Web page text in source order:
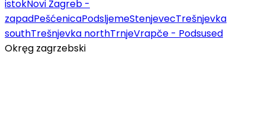
istokNovi Zagreb -
zapadPešćenicaPodsljemeStenjevecTrešnjevka
southTrešnjevka northTrnjeVrapče - Podsused
Okręg zagrzebski